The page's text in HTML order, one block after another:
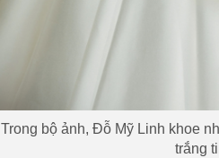
Trong bộ ảnh, Đỗ Mỹ Linh khoe
trắng